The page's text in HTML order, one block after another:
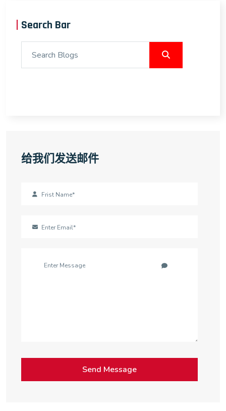
Search Bar
给我们发送邮件